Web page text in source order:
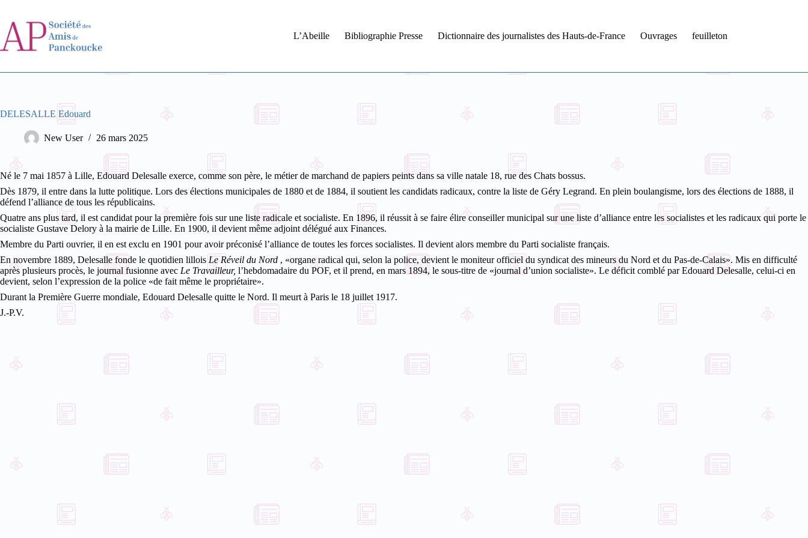
contenu
L’Abeille
Bibliographie Presse Dictionnaire des journalistes des Hauts-de-France Ouvrages feuilleton
DELESALLE Edouard
New User 26 mars 2025
Né le 7 mai 1857 à Lille, Edouard Delesalle exerce, comme son père, le métier de marchand de papiers peints dans sa ville natale 18, rue des Chats bossus.
Dès 1879, il entre dans la lutte politique. Lors des élections municipales de 1880 et de 1884, il soutient les candidats radicaux, contre la liste de Géry Legrand. En plein boulangisme, lors des élections de 1888, il
défend l’alliance de tous les républicains.
Quatre ans plus tard, il est candidat pour la première fois sur une liste radicale et socialiste. En 1896, il réussit à se faire élire conseiller municipal sur une liste d’alliance entre les socialistes et les radicaux qui porte le
socialiste Gustave Delory à la mairie de Lille. En 1900, il devient même adjoint délégué aux Finances.
Membre du Parti ouvrier, il en est exclu en 1901 pour avoir préconisé l’alliance de toutes les forces socialistes. Il devient alors membre du Parti socialiste français.
En novembre 1889, Delesalle fonde le quotidien lillois Le Réveil du Nord , «organe radical qui, selon la police, devient le moniteur officiel du syndicat des mineurs du Nord et du Pas-de-Calais». Mis en difficulté
après plusieurs procès, le journal fusionne avec Le Travailleur, l’hebdomadaire du POF, et il prend, en mars 1894, le sous-titre de «journal d’union socialiste». Le déficit comblé par Edouard Delesalle, celui-ci en
devient, selon l’expression de la police «de fait même le propriétaire».
Durant la Première Guerre mondiale, Edouard Delesalle quitte le Nord. Il meurt à Paris le 18 juillet 1917.
J.-P.V.